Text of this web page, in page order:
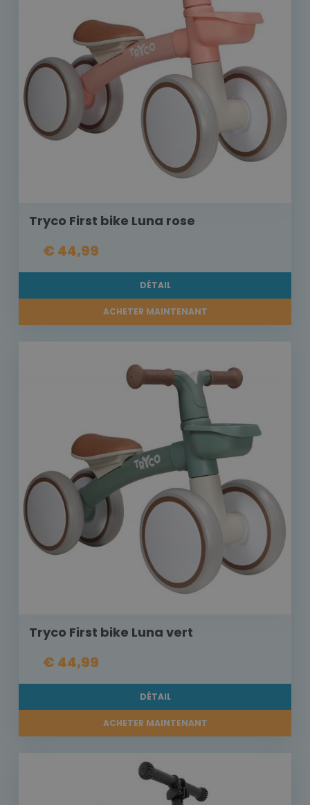
Tryco First bike Luna rose
€ 44,99
DÉTAIL
ACHETER MAINTENANT
Tryco First bike Luna vert
€ 44,99
DÉTAIL
ACHETER MAINTENANT